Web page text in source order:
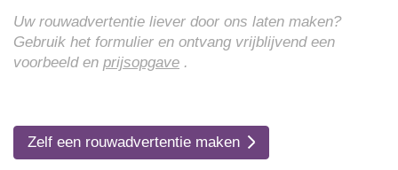
Uw rouwadvertentie liever door ons laten maken?
Gebruik het formulier en ontvang vrijblijvend een
voorbeeld en prijsopgave .
Zelf een rouwadvertentie maken